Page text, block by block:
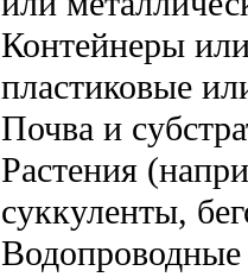
Контейнеры
пластиковые
Почва и
Растения
суккуленты,
Водопроводные